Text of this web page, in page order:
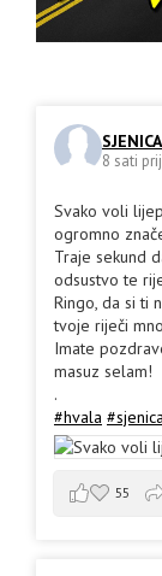
8 sati
Svako voli
ogromno
Traje sekund
odsustvo te
Ringo, da si ti
tvoje riječi
Imate
masuz selam!
.
#hvala #sjenica
55